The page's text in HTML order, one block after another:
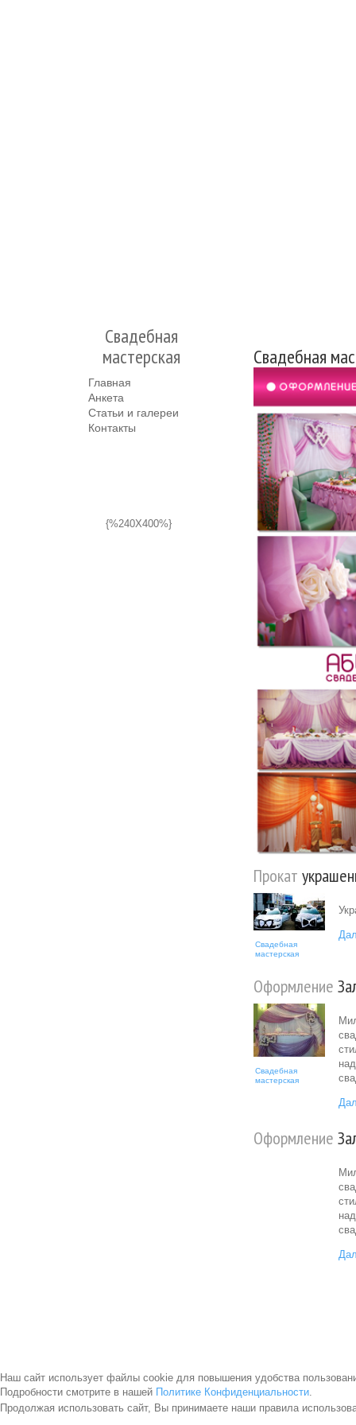
Свадебная
мастерская
Главная
Анкета
Статьи и галереи
Контакты
{%240X400%}
Свадебная
Прокат
Свадебная
мастерская
Оформление
Свадебная
мастерская
Оформление
Наш сайт использует файлы cookie для повышения удобства
Подробности смотрите в нашей Политике Конфиденциальности.
Продолжая использовать сайт, Вы принимаете наши правила